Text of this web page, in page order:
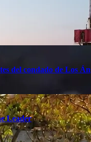
del condado de
Leader